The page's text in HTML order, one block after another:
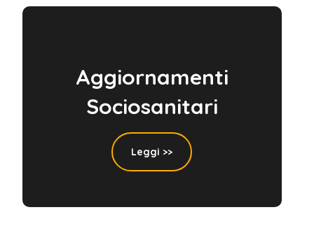
Aggiornamenti
Sociosanitari
Leggi >>